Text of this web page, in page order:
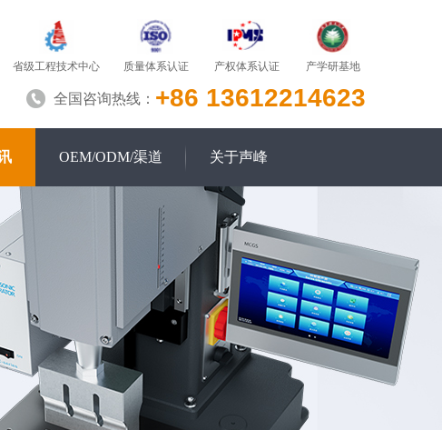
省级工程技术中心 质量体系认证 产权体系认证 产学研基地
全国咨询热线： +86 13612214623
OEM/ODM/渠道 关于声峰